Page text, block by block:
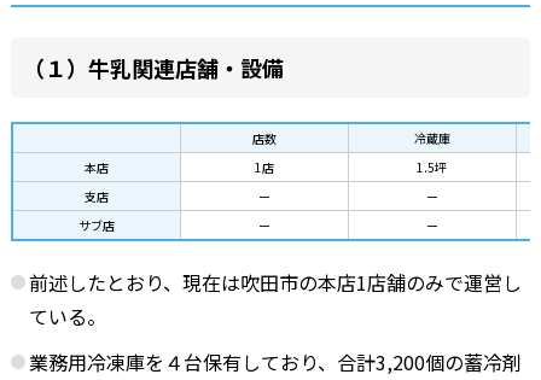
（１）牛乳関連店舗・設備
店数
冷蔵庫
本店
1店
1.5坪
支店
ー
ー
サブ店
ー ー
前述したとおり、現在は吹田市の本店1店舗のみで運営し
ている。
業務用冷凍庫を４台保有しており、合計3,200個の蓄冷剤